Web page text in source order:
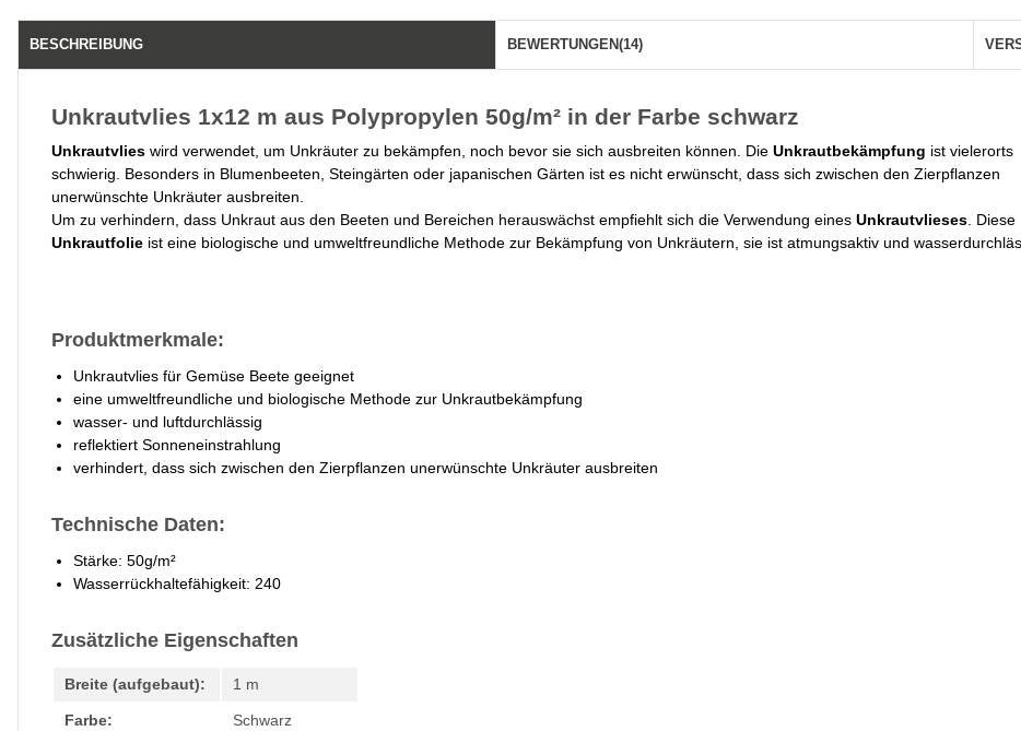
BESCHREIBUNG BEWERTUNGEN(14)
Unkrautvlies 1x12 m aus Polypropylen 50g/m² in der Farbe schwarz
Unkrautvlies wird verwendet, um Unkräuter zu bekämpfen, noch bevor sie sich ausbreiten können. Die Unkrautbekämpfung ist vielerorts
schwierig. Besonders in Blumenbeeten, Steingärten oder japanischen Gärten ist es nicht erwünscht, dass sich zwischen den Zierpflanzen
unerwünschte Unkräuter ausbreiten.
Um zu verhindern, dass Unkraut aus den Beeten und Bereichen herauswächst empfiehlt sich die Verwendung eines Unkrautvlieses. Diese
Unkrautfolie ist eine biologische und umweltfreundliche Methode zur Bekämpfung von Unkräutern, sie ist atmungsaktiv und
Produktmerkmale:
Unkrautvlies für Gemüse Beete geeignet
eine umweltfreundliche und biologische Methode zur Unkrautbekämpfung
wasser- und luftdurchlässig
reflektiert Sonneneinstrahlung
verhindert, dass sich zwischen den Zierpflanzen unerwünschte Unkräuter ausbreiten
Technische Daten:
Stärke: 50g/m²
Wasserrückhaltefähigkeit: 240
Zusätzliche Eigenschaften
Breite (aufgebaut): 1 m
Farbe: Schwarz